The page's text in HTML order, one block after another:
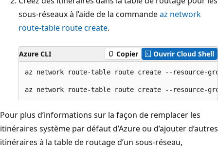
sous-réseaux à l’aide de la commandeaz network
route-table route create.
Azure CLI Copier Ouvrir Cloud Shell
az network route-table route create --resource-group
Pour plus d’informations sur la façon de remplacer les
itinéraires système par défaut d’Azure ou d’ajouter d’autres
itinéraires à la table de routage d’un sous-réseau,